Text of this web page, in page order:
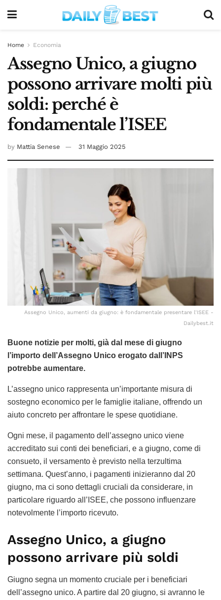
Home Economia
Assegno Unico, a giugno
possono arrivare molti più
soldi: perché è
fondamentale l’ISEE
by Mattia Senese 31 Maggio 2025
Assegno Unico, aumenti da giugno: è fondamentale presentare l'ISEE -
Dailybest.it
Buone notizie per molti, già dal mese di giugno
l’importo dell’Assegno Unico erogato dall’INPS
potrebbe aumentare.
L’assegno unico rappresenta un’importante misura di
sostegno economico per le famiglie italiane, offrendo un
aiuto concreto per affrontare le spese quotidiane.
Ogni mese, il pagamento dell’assegno unico viene
accreditato sui conti dei beneficiari, e a giugno, come di
consueto, il versamento è previsto nella terzultima
settimana. Quest’anno, i pagamenti inizieranno dal 20
giugno, ma ci sono dettagli cruciali da considerare, in
particolare riguardo all’ISEE, che possono influenzare
notevolmente l’importo ricevuto.
Assegno Unico, a giugno
possono arrivare più soldi
Giugno segna un momento cruciale per i beneficiari
dell’assegno unico. A partire dal 20 giugno, si avranno le